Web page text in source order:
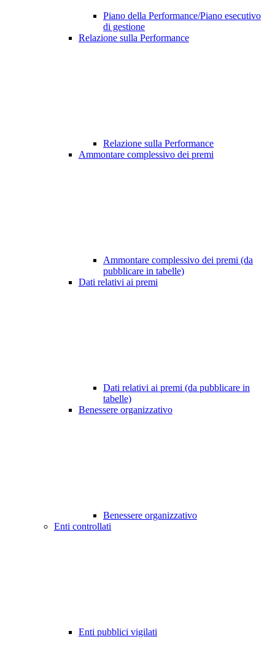
Piano della Performance/Piano esecutivo
di gestione
Relazione sulla Performance
Relazione sulla Performance
Ammontare complessivo dei premi
Ammontare complessivo dei premi (da
pubblicare in tabelle)
Dati relativi ai premi
Dati relativi ai premi (da pubblicare in
tabelle)
Benessere organizzativo
Benessere organizzativo
Enti controllati
Enti pubblici vigilati